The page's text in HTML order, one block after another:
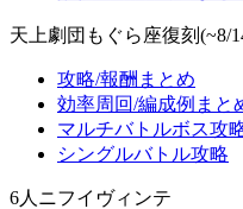
天上劇団もぐら座復刻(~8/
攻略/報酬まとめ
効率周回/編成例まと
マルチバトルボス攻
シングルバトル攻略
6人ニフイヴィンテ